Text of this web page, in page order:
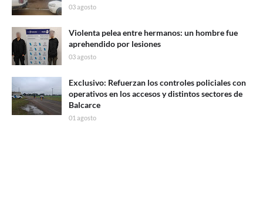
03 agosto
Violenta pelea entre hermanos: un hombre fue
aprehendido por lesiones
03 agosto
Exclusivo: Refuerzan los controles policiales con
operativos en los accesos y distintos sectores de
Balcarce
01 agosto